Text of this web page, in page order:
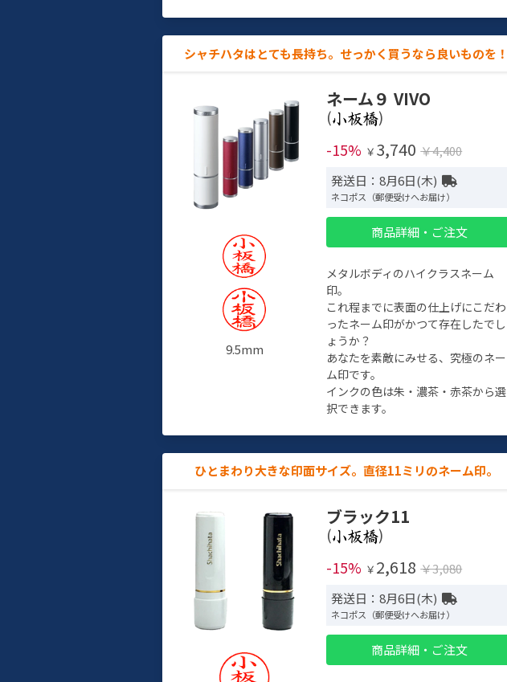
シャチハタはとても長持ち。せっかく買うなら良いものを！
9.5mm
ネーム９ VIVO
(
)
-15% ￥ 3,740 ￥4,400
発送日：8月6日(木)
ネコポス（郵便受けへお届け）
商品詳細・ご注文
メタルボディのハイクラスネーム
印。
これ程までに表面の仕上げにこだわ
ったネーム印がかつて存在したでし
ょうか？
あなたを素敵にみせる、究極のネー
ム印です。
インクの色は朱・濃茶・赤茶から選
択できます。
ひとまわり大きな印面サイズ。直径11ミリのネーム印。
ブラック11
(
)
-15% ￥ 2,618 ￥3,080
発送日：8月6日(木)
ネコポス（郵便受けへお届け）
商品詳細・ご注文